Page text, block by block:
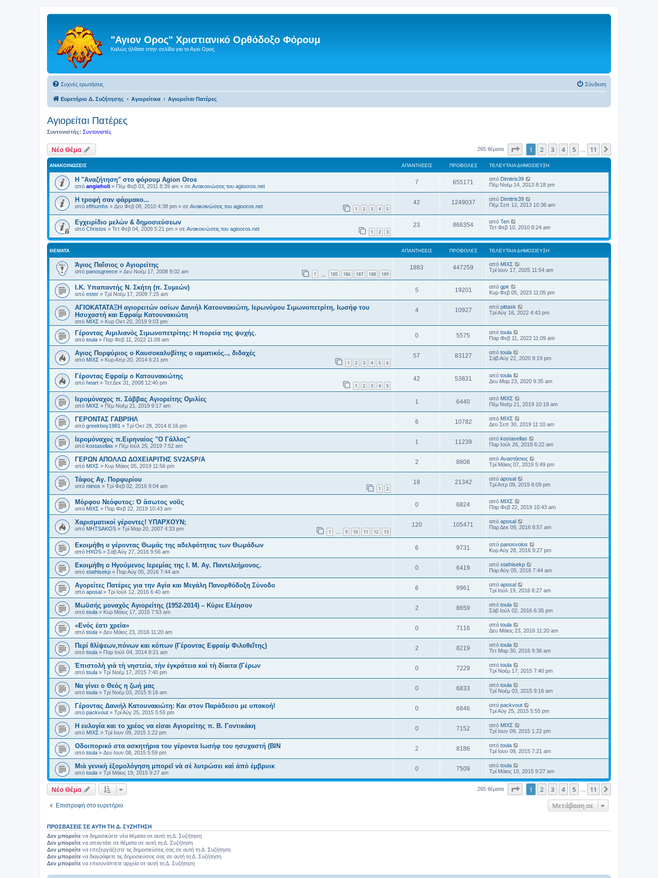
"Αγιον Ορος" Χριστιανικό Ορθόδοξο Φόρουμ
Καλώς ήλθατε στην σελίδα για το Αγιο Ορος
Συχνές ερωτήσεις Σύνδεση
Ευρετήριο Δ. Συζήτησης Αγιορείτικα Αγιορείται Πατέρες
Αγιορείται Πατέρες
Συντονιστής: Συντονιστές
Νέο Θέμα 265 θέματα Σελίδα1 από 11
1 2 3 4 5 11
ΑΝΑΚΟΙΝΏΣΕΙΣ ΑΠΑΝΤΉΣΕΙΣ ΠΡΟΒΟΛΈΣ ΤΕΛΕΥΤΑΊΑ ΔΗΜΟΣΊΕΥΣΗ
Η "Αναζήτηση" στο φόρουμ Agion Oros
από angieholi » Πέμ Φεβ 03, 2011 8:39 am » σε Ανακοινώσεις του agiooros.net
7 655171 από Dimitris39
Πέμ Νοέμ 14, 2013 8:18 pm
H τροφή σαν φάρμακο...
από efthumhs » Δευ Φεβ 08, 2010 4:38 pm » σε Ανακοινώσεις του agiooros.net 1 2 3 4 5
42 1249037 από Dimitris39
Πέμ Σεπ 12, 2013 10:36 am
Εγχειρίδιο μελών & δημοσιεύσεων
από Christos » Τετ Φεβ 04, 2009 5:21 pm » σε Ανακοινώσεις του agiooros.net 1 2 3
23 866354 από Teri
Τετ Φεβ 10, 2010 8:24 am
ΘΈΜΑΤΑ ΑΠΑΝΤΉΣΕΙΣ ΠΡΟΒΟΛΈΣ ΤΕΛΕΥΤΑΊΑ ΔΗΜΟΣΊΕΥΣΗ
Άγιος Παΐσιος ο Αγιορείτης
από panosgreece » Δευ Νοέμ 17, 2008 9:02 am 1 185 186 187 188 189
1883 447259 από ΜΙΧΣ
Τρί Ιουν 17, 2025 11:54 am
I.K. Υπαπαντής Ν. Σκήτη (π. Συμεών)
από ester » Τρί Νοέμ 17, 2009 7:25 am
5 19201 από gpir
Κυρ Φεβ 05, 2023 11:05 pm
ΑΓΙΟΚΑΤΑΤΑΞΗ αγιορειτών οσίων Δανιήλ Κατουνακιώτη, Ιερωνύμου Σιμωνοπετρίτη, Ιωσήφ του
Ησυχαστή και Εφραίμ Κατουνακιώτη
από ΜΙΧΣ » Κυρ Οκτ 20, 2019 9:03 pm
4 10927 από pittask
Τρί Αύγ 16, 2022 4:43 pm
Γέροντας Αιμιλιανός Σιμωνοπετρίτης: Η πορεία της ψυχής.
από toula » Παρ Φεβ 11, 2022 11:09 am
0 5575 από toula
Παρ Φεβ 11, 2022 11:09 am
Αγιος Πορφύριος ο Καυσοκαλυβίτης ο ιαματικός.., διδαχές
από ΜΙΧΣ » Κυρ Απρ 20, 2014 6:21 pm 1 2 3 4 5 6
57 83127 από toula
Σάβ Αύγ 22, 2020 8:19 pm
Γέροντας Εφραίμ ο Κατουνακιώτης
από heart » Τετ Δεκ 31, 2008 12:40 pm 1 2 3 4 5
42 53831 από toula
Δευ Μαρ 23, 2020 9:35 am
Ιερομόναχος π. Σάββας Αγιορείτης Ομιλίες
από ΜΙΧΣ » Πέμ Νοέμ 21, 2019 9:17 am
1 6440 από ΜΙΧΣ
Πέμ Νοέμ 21, 2019 10:19 am
ΓΕΡΟΝΤΑΣ ΓΑΒΡΙΗΛ
από greekboy1981 » Τρί Οκτ 28, 2014 8:16 pm
6 10782 από ΜΙΧΣ
Δευ Σεπ 30, 2019 11:10 am
Ιερομόναχος π.Ειρηναίος "Ο Γάλλος"
από kostasellas » Πέμ Ιούλ 25, 2019 7:52 am
1 11239 από kostasellas
Παρ Ιούλ 26, 2019 6:22 am
ΓΕΡΩΝ ΑΠΟΛΛΩ ΔΟΧΕΙΑΡΙΤΗΣ SV2ASP/A
από ΜΙΧΣ » Κυρ Μάιος 05, 2019 11:56 pm
2 8808 από Αναστάσιος
Τρί Μάιος 07, 2019 5:49 pm
Τάφος Αγ. Πορφυρίου
από ntinos » Τρί Φεβ 02, 2016 9:04 am 1 2
18 21342 από aposal
Τρί Απρ 09, 2019 8:09 pm
Μόρφου Νεόφυτος: Ὁ ἄσωτος νοῦς
από ΜΙΧΣ » Παρ Φεβ 22, 2019 10:43 am
0 6824 από ΜΙΧΣ
Παρ Φεβ 22, 2019 10:43 am
Χαρισματικοί γέροντες! ΥΠΑΡΧΟΥΝ;
από MHTSAKOS » Τρί Μαρ 20, 2007 4:33 pm 1 … 9 10 11 12 13
120 105471 από aposal
Παρ Δεκ 09, 2016 8:57 am
Εκοιμήθη ο γέροντας Θωμάς της αδελφότητας των Θωμάδων
από HXOS » Σάβ Αύγ 27, 2016 9:56 am
6 9731 από panosvolos
Κυρ Αύγ 28, 2016 9:27 pm
Εκοιμήθη ο Ηγούμενος Ιερεμίας της Ι. Μ. Αγ. Παντελεήμονος.
από stathisekp » Παρ Αύγ 05, 2016 7:44 am
0 6419 από stathisekp
Παρ Αύγ 05, 2016 7:44 am
Αγορείτες Πατέρες για την Αγία και Μεγάλη Πανορθόδοξη Σύνοδο
από aposal » Τρί Ιούλ 12, 2016 6:40 am
6 9961 από aposal
Τρί Ιούλ 19, 2016 6:27 am
Μωϋσής μοναχός Αγιορείτης (1952-2014) – Κύριε Ελέησον
από toula » Κυρ Μάιος 17, 2015 7:53 am
2 8659 από toula
Σάβ Ιούλ 02, 2016 6:35 pm
«Ενός έστι χρεία»
από toula » Δευ Μάιος 23, 2016 11:20 am
0 7116 από toula
Δευ Μάιος 23, 2016 11:20 am
Περί θλίψεων,πόνων και κόπων (Γέροντας Εφραίμ Φιλοθεΐτης)
από toula » Παρ Ιούλ 04, 2014 8:21 am
2 8219 από toula
Τετ Μαρ 30, 2016 9:36 am
Ἐπιστολὴ γιὰ τὴ νηστεία, τὴν ἐγκράτεια καὶ τὴ δίαιτα (Γέρων
από toula » Τρί Νοέμ 17, 2015 7:40 pm
0 7229 από toula
Τρί Νοέμ 17, 2015 7:40 pm
Να γίνει ο Θεός η ζωή μας
από toula » Τρί Νοέμ 03, 2015 9:16 am
0 6833 από toula
Τρί Νοέμ 03, 2015 9:16 am
Γέροντας Δανιήλ Κατουνακιώτη: Και στον Παράδεισο με υπακοή!
από packvout » Τρί Αύγ 25, 2015 5:55 pm
0 6846 από packvout
Τρί Αύγ 25, 2015 5:55 pm
Η ευλογία και το χρέος να είσαι Αγιορείτης π. Β. Γοντικάκη
από ΜΙΧΣ » Τρί Ιουν 09, 2015 1:22 pm
0 7152 από ΜΙΧΣ
Τρί Ιουν 09, 2015 1:22 pm
Οδοιπορικό στα ασκητήρια του γέροντα Ιωσήφ του ησυχαστή (BIN
από toula » Δευ Ιουν 08, 2015 5:59 pm
2 8186 από toula
Τρί Ιουν 09, 2015 7:21 am
Μιὰ γενικὴ ἐξομολόγηση μπορεῖ νὰ σὲ λυτρώσει καὶ ἀπὸ ἐμβρυικ
από toula » Τρί Μάιος 19, 2015 9:27 am
0 7509 από toula
Τρί Μάιος 19, 2015 9:27 am
Νέο Θέμα 265 θέματα Σελίδα1 από 11
1 2 3 4 5 11
Επιστροφή στο ευρετήριο Μετάβαση σε
ΠΡΟΣΒΆΣΕΙΣ ΣΕ ΑΥΤΉ ΤΗ Δ. ΣΥΖΉΤΗΣΗ
Δεν μπορείτε να δημοσιεύετε νέα θέματα σε αυτή τη Δ. Συζήτηση
Δεν μπορείτε να απαντάτε σε θέματα σε αυτή τη Δ. Συζήτηση
Δεν μπορείτε να επεξεργάζεστε τις δημοσιεύσεις σας σε αυτή τη Δ. Συζήτηση
Δεν μπορείτε να διαγράφετε τις δημοσιεύσεις σας σε αυτή τη Δ. Συζήτηση
Δεν μπορείτε να επισυνάπτετε αρχεία σε αυτή τη Δ. Συζήτηση